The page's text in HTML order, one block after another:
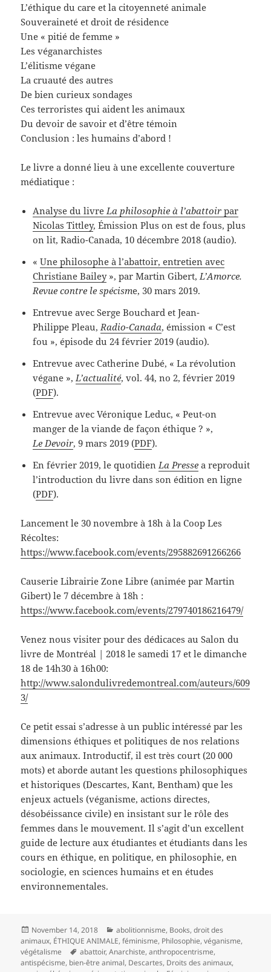
L’éthique du care et la citoyenneté animale
Souveraineté et droit de résidence
Une « pitié de femme »
Les véganarchistes
L’élitisme végane
La cruauté des autres
De bien curieux sondages
Ces terroristes qui aident les animaux
Du devoir de savoir et d’être témoin
Conclusion : les humains d’abord !
Le livre a donné lieu à une excellente couverture
médiatique :
Analyse du livre La philosophie à l’abattoir par
Nicolas Tittley, Émission Plus on est de fous, plus
on lit, Radio-Canada, 10 décembre 2018 (audio).
«Une philosophe à l’abattoir, entretien avec
Christiane Bailey», par Martin Gibert, L’Amorce.
Revue contre le spécisme, 30 mars 2019.
Entrevue avec Serge Bouchard et Jean-
Philippe Pleau, Radio-Canada, émission « C’est
fou », épisode du 24 février 2019 (audio).
Entrevue avec Catherine Dubé, « La révolution
végane », L’actualité, vol. 44, no 2, février 2019
(PDF).
Entrevue avec Véronique Leduc, « Peut-on
manger de la viande de façon éthique ? »,
Le Devoir, 9 mars 2019 (PDF).
En février 2019, le quotidien La Presse a reproduit
l’introduction du livre dans son édition en ligne
(PDF).
Lancement le 30 novembre à 18h à la Coop Les
Récoltes:
https://www.facebook.com/events/295882691266266
Causerie Librairie Zone Libre (animée par Martin
Gibert) le 7 décembre à 18h :
https://www.facebook.com/events/279740186216479/
Venez nous visiter pour des dédicaces au Salon du
livre de Montréal | 2018 le samedi 17 et le dimanche
18 de 14h30 à 16h00:
http://www.salondulivredemontreal.com/auteurs/609
3/
Ce petit essai s’adresse à un public intéressé par les
dimensions éthiques et politiques de nos relations
aux animaux. Introductif, il est très court (20 000
mots) et aborde autant les questions philosophiques
et historiques (Descartes, Kant, Bentham) que les
enjeux actuels (véganisme, actions directes,
désobéissance civile) en insistant sur le rôle des
femmes dans le mouvement. Il s’agit d’un excellent
guide de lecture aux étudiantes et étudiants dans les
cours en éthique, en politique, en philosophie, en
sociologie, en sciences humains et en études
environnementales.
Posted
on
November 14, 2018 Categories
abolitionnisme, Books,droit des
animaux, ÉTHIQUE ANIMALE,féminisme, Philosophie,véganisme,
végétalisme
Tags
abattoir,Anarchiste,anthropocentrisme,
antispécisme, bien-être animal, Descartes, Droits des animaux,